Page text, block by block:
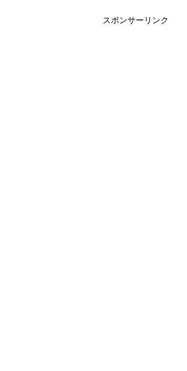
スポンサーリンク